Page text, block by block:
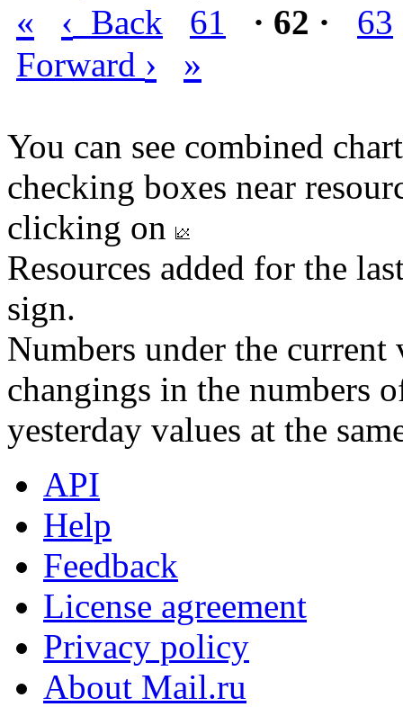
« ‹ Back 61 · 62 ·
63
Forward › »
You can see combined
checking boxes near
clicking on
Resources added for the
sign.
Numbers under the
changings in the numbers
yesterday values at the
API
Help
Feedback
License agreement
Privacy policy
About Mail.ru